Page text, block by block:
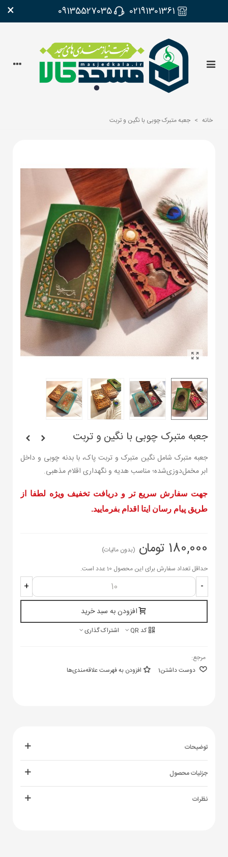
02191301361
09135527035
×
خانه > جعبه متبرک چوبی با نگین و تربت
جعبه متبرک چوبی با نگین و تربت
جعبه متبرک شامل نگین متبرک و تربت پاک، با بدنه چوبی و داخل
ابر مخمل‌دوزی‌شده؛ مناسب هدیه و نگهداری اقلام مذهبی.
جهت سفارش سریع تر و دریافت تخفیف ویژه لطفا از
طریق پیام رسان ایتا اقدام بفرمایید.
180,000 تومان
(بدون مالیات)
حداقل تعداد سفارش برای این محصول 10 عدد است.
-
+
افزودن به سبد خرید
کد QR اشتراک گذاری
مرجع:
دوست داشتن1 افزودن به فهرست علاقه‌مندی‌ها
توضیحات
جزئیات محصول
نظرات